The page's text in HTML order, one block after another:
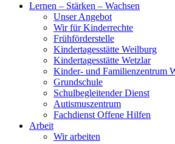
Lernen – Stärken – Wachsen
Unser Angebot
Wir für Kinderrechte
Frühförderstelle
Kindertagesstätte Weilburg
Kindertagesstätte Wetzlar
Kinder- und Familienzentrum
Grundschule
Schulbegleitender Dienst
Autismuszentrum
Fachdienst Offene Hilfen
Arbeit
Wir arbeiten